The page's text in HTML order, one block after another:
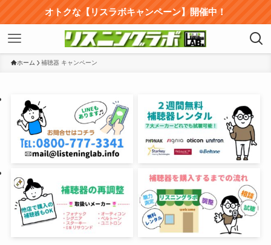
オトクな【リスラボキャンペーン】開催中！
ホーム 補聴器 キャンペーン